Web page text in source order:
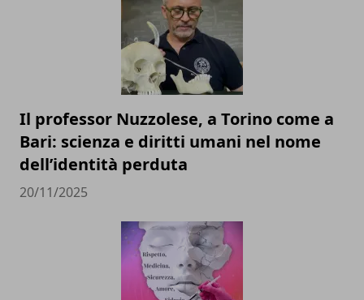
Il professor Nuzzolese, a Torino come a
Bari: scienza e diritti umani nel nome
dell’identità perduta
20/11/2025